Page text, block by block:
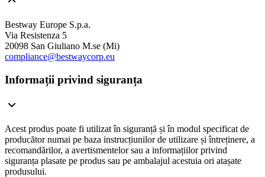
Bestway Europe S.p.a.
Via Resistenza 5
20098 San Giuliano M.se (Mi)
compliance@bestwaycorp.eu
Informații privind siguranța
Acest produs poate fi utilizat în siguranță și în modul specificat de
producător numai pe baza instrucțiunilor de utilizare și întreținere, a
recomandărilor, a avertismentelor sau a informațiilor privind
siguranța plasate pe produs sau pe ambalajul acestuia ori atașate
produsului.